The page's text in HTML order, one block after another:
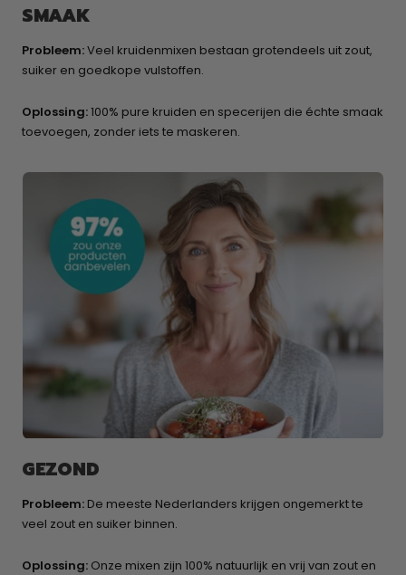
SMAAK
Probleem:Veel kruidenmixen bestaan grotendeels uit zout,
suiker en goedkope vulstoffen.
Oplossing:100% pure kruiden en specerijen die échte smaak
toevoegen, zonder iets te maskeren.
GEZOND
Probleem: De meeste Nederlanders krijgen ongemerkt te
veel zout en suiker binnen.
Oplossing: Onze mixen zijn 100% natuurlijk en vrij van zout en